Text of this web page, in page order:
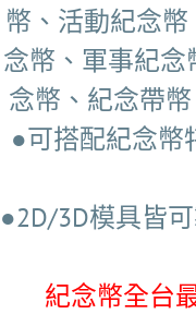
幣、活動紀念
念幣、軍事紀念
念幣、紀念帶
●可搭配紀念幣
●2D/3D模具皆
紀念幣全台